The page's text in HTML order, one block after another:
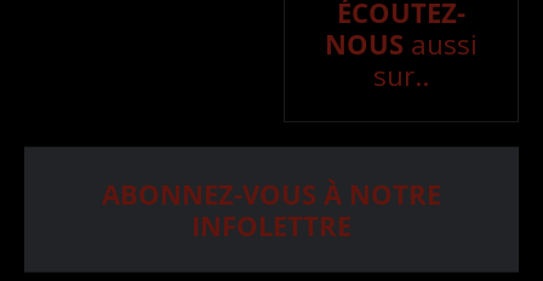
ÉCOUTEZ-
NOUS aussi
sur..
ABONNEZ-VOUS À NOTRE
INFOLETTRE